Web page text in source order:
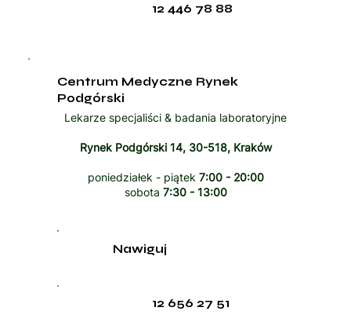
12 446 78 88
Centrum Medyczne Rynek
Podgórski
Lekarze specjaliści & badania laboratoryjne
Rynek Podgórski 14, 30-518, Kraków
poniedziałek - piątek 7:00 - 20:00
sobota 7:30 - 13:00
12 656 27 51
Nawiguj